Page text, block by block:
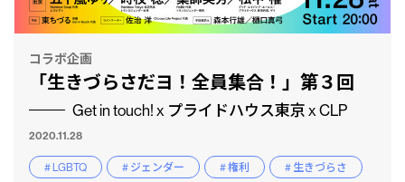
コラボ企画
「生きづらさだヨ！全員集合！」第３回
Get in touch! x プライドハウス東京 x CLP
2020.11.28
# LGBTQ # ジェンダー # 権利 # 生きづらさ